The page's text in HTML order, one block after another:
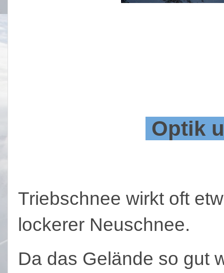
Optik
Triebschnee wirkt oft
lockerer Neuschnee.
Da das Gelände so gut